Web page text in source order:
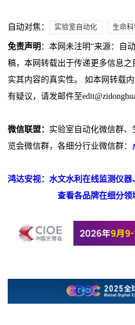
自动对焦： 实验室自动化 生命
免责声明 ：本网未注明“来源：自
稿，本网转载出于传递更多信息
实其内容的真实性。 如本网转载
有疑议，请发邮件至
微信联盟： 实验室自动化微信群
览会微信群，各细分行业微信群：
鸿达安视：水文水利在线监测仪
查看各品牌在细分领